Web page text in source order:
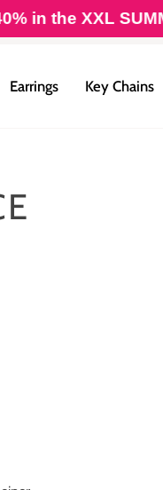
in the XXL
Earrings Key Chains